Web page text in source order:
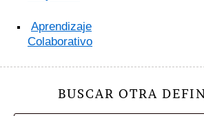
Aprendizaje
Colaborativo
BUSCAR OTRA